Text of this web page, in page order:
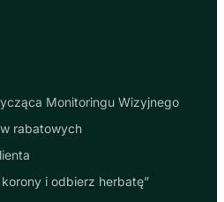
Monitoringu Wizyjnego
rabatowych
i odbierz herbatę”